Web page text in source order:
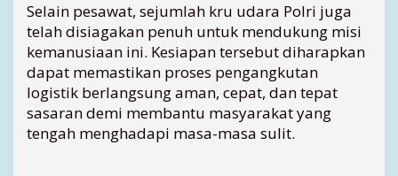
Selain pesawat, sejumlah kru udara Polri juga
telah disiagakan penuh untuk mendukung misi
kemanusiaan ini. Kesiapan tersebut diharapkan
dapat memastikan proses pengangkutan
logistik berlangsung aman, cepat, dan tepat
sasaran demi membantu masyarakat yang
tengah menghadapi masa-masa sulit.